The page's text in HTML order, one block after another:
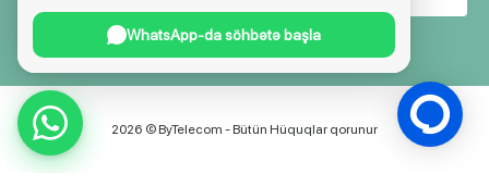
2026 © ByTelecom - Bütün Hüquqlar qorunur
WhatsApp-da söhbətə başla